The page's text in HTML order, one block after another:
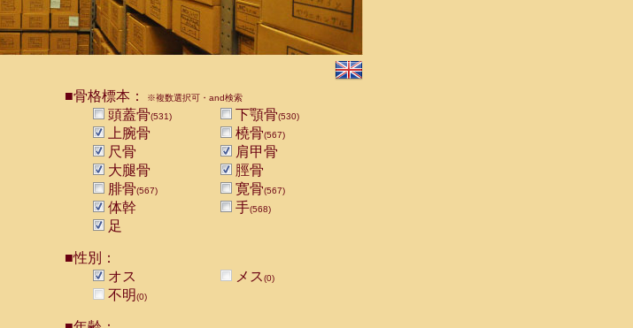
■骨格標本： ※複数選択可・and検索
頭蓋骨(531) 下顎骨(530)
上腕骨 橈骨(567)
尺骨
肩甲骨
大腿骨
脛骨
腓骨(567) 寛骨(567)
体幹 手(568)
足
■性別：
オス
メス(0)
不明(0)